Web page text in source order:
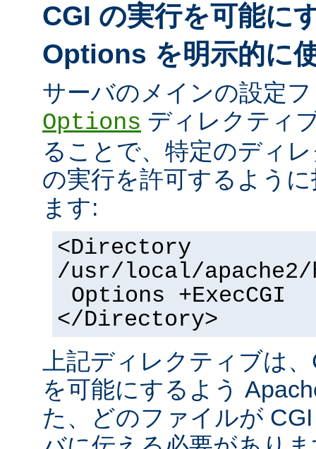
CGI の実行を可能に
Options を明示的に
サーバのメインの設定
Options ディレクティ
ることで、特定のディ
の実行を許可するよう
ます:
<Directory
/usr/local/apache2/
Options +ExecCGI
</Directory>
上記ディレクティブは
を可能にするよう
た、どのファイルが